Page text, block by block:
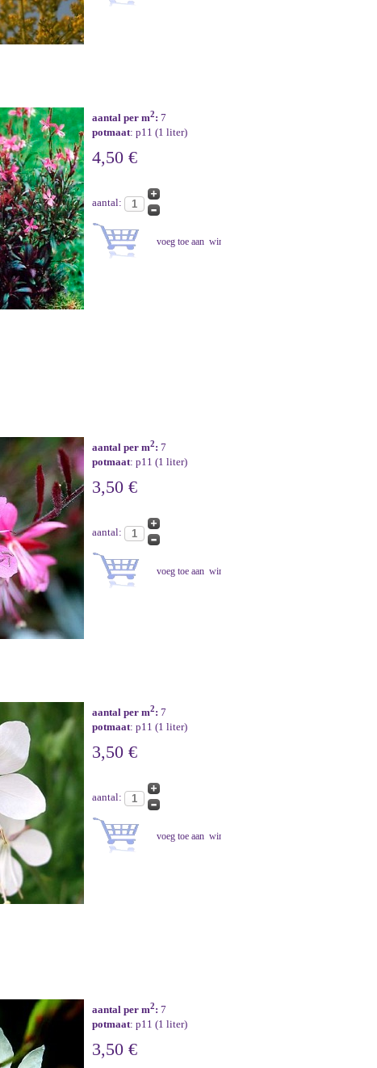
aantal per m2: 7
potmaat: p11 (1 liter)
4,50 €
aantal:
aantal per m2: 7
potmaat: p11 (1 liter)
3,50 €
aantal:
aantal per m2: 7
potmaat: p11 (1 liter)
3,50 €
aantal:
aantal per m2: 7
potmaat: p11 (1 liter)
3,50 €